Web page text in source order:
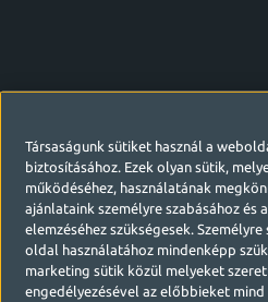
Társaságunk sütiket használ a
biztosításához. Ezek olyan sütik,
működéséhez, használatának
ajánlataink személyre szabásához
elemzéséhez szükségesek.
oldal használatához mindenképp
marketing sütik közül melyeket
engedélyezésével az előbbieket